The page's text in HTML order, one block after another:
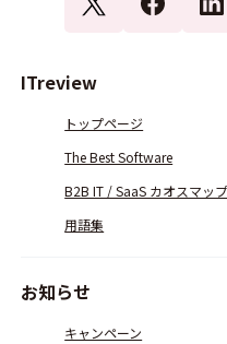
ITreview
トップページ
The Best Software
B2B IT / SaaS カオスマップ
用語集
お知らせ
キャンペーン